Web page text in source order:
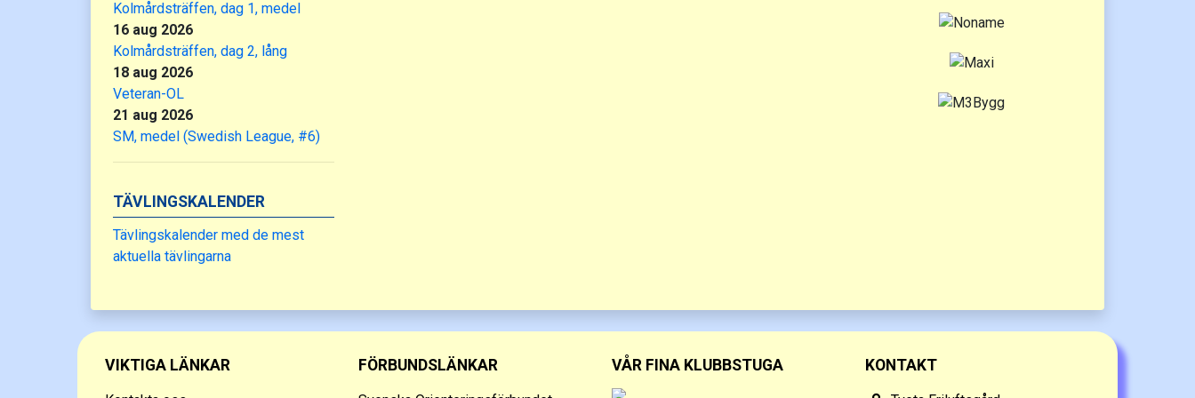
Kolmårdsträffen, dag 1, medel
16 aug 2026
Kolmårdsträffen, dag 2, lång
18 aug 2026
Veteran-OL
21 aug 2026
SM, medel (Swedish League, #6)
TÄVLINGSKALENDER
Tävlingskalender med de mest
aktuella tävlingarna
VIKTIGA LÄNKAR FÖRBUNDSLÄNKAR VÅR FINA KLUBBSTUGA KONTAKT